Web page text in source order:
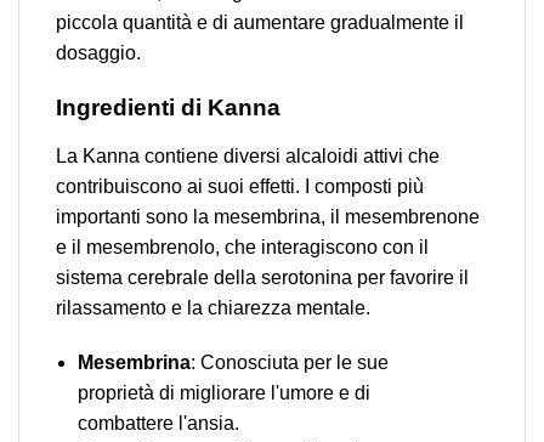
piccola quantità e di aumentare gradualmente il
dosaggio.
Ingredienti di Kanna
La Kanna contiene diversi alcaloidi attivi che
contribuiscono ai suoi effetti. I composti più
importanti sono la mesembrina, il mesembrenone
e il mesembrenolo, che interagiscono con il
sistema cerebrale della serotonina per favorire il
rilassamento e la chiarezza mentale.
Mesembrina: Conosciuta per le sue
proprietà di migliorare l'umore e di
combattere l'ansia.